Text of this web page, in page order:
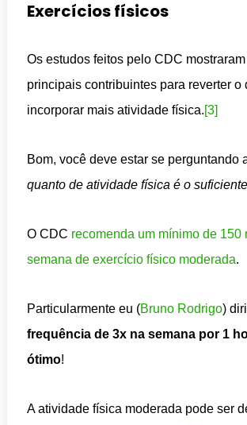
Exercícios físicos
Os estudos feitos pelo CDC
principais contribuintes para reverter o
incorporar mais atividade física.[3]
Bom, você deve estar se perguntando
quanto de atividade física é o
O CDC recomenda um mínimo de 150
semana de exercício físico moderada.
Particularmente eu (Bruno Rodrigo)
frequência de 3x na semana por 1
ótimo!
A atividade física moderada pode ser